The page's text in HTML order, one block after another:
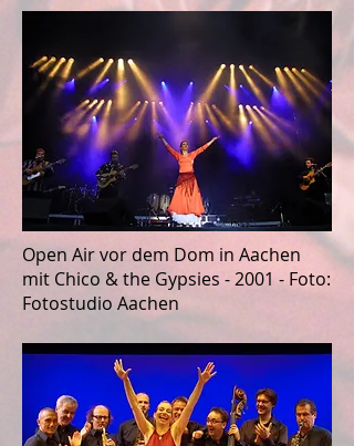
Open Air vor dem Dom in Aachen
mit Chico & the Gypsies - 2001 - Foto:
Fotostudio Aachen